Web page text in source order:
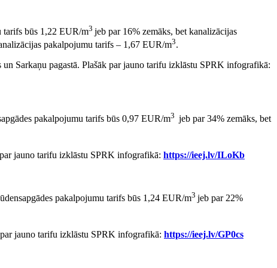
tarifs būs 1,22 EUR/m3 jeb par 16% zemāks, bet kanalizācijas
pakalpojumu tarifs – 1,67 EUR/m3.
Sarkaņu pagastā. Plašāk par jauno tarifu izklāstu SPRK infografikā:
pakalpojumu tarifs būs 0,97 EUR/m3 jeb par 34% zemāks, bet
jauno tarifu izklāstu SPRK infografikā: https://ieej.lv/ILoKb
pakalpojumu tarifs būs 1,24 EUR/m3 jeb par 22%
jauno tarifu izklāstu SPRK infografikā: https://ieej.lv/GP0cs